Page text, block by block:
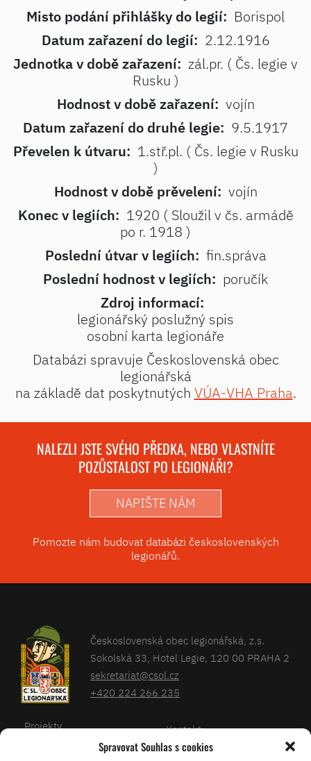
Spravovat Souhlas s cookies
Misto podání přihlášky do legií: Borispol
Datum zařazení do legií: 2.12.1916
Jednotka v době zařazení: zál.pr. ( Čs. legie v
Rusku )
Hodnost v době zařazení: vojín
Datum zařazení do druhé legie: 9.5.1917
Převelen k útvaru: 1.stř.pl. ( Čs. legie v Rusku
)
Hodnost v době prěvelení: vojín
Konec v legiích: 1920 ( Sloužil v čs. armádě
po r. 1918 )
Poslední útvar v legiích: fin.správa
Poslední hodnost v legiích: poručík
Zdroj informací:
legionářský poslužný spis
osobní karta legionáře
Databázi spravuje Československá obec
legionářská
na základě dat poskytnutých VÚA-VHA Praha.
NALEZLI JSTE SVÉHO PŘEDKA, NEBO VLASTNÍTE
POZŮSTALOST PO LEGIONÁŘI?
NAPIŠTE NÁM
Pomozte nám budovat databázi československých
legionářů.
Československá obec legionářská, z.s.
Sokolská 33, Hotel Legie, 120 00 PRAHA 2
sekretariat@csol.cz
+420 224 266 235
Projekty
Kontakt
Databáze legionářů